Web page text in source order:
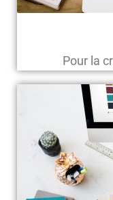
Pour la